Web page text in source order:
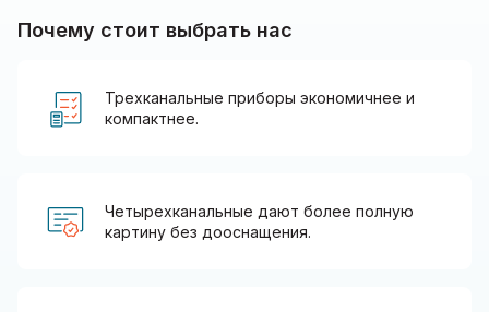
Почему стоит выбрать нас
Трехканальные приборы экономичнее и
компактнее.
Четырехканальные дают более полную
картину без дооснащения.